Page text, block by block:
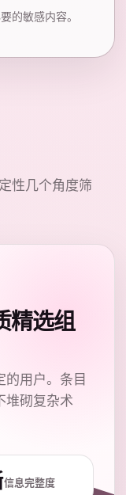
的敏感内容。
性几个角度筛
精选组
的用户。条目
堆砌复杂术
信息完整度